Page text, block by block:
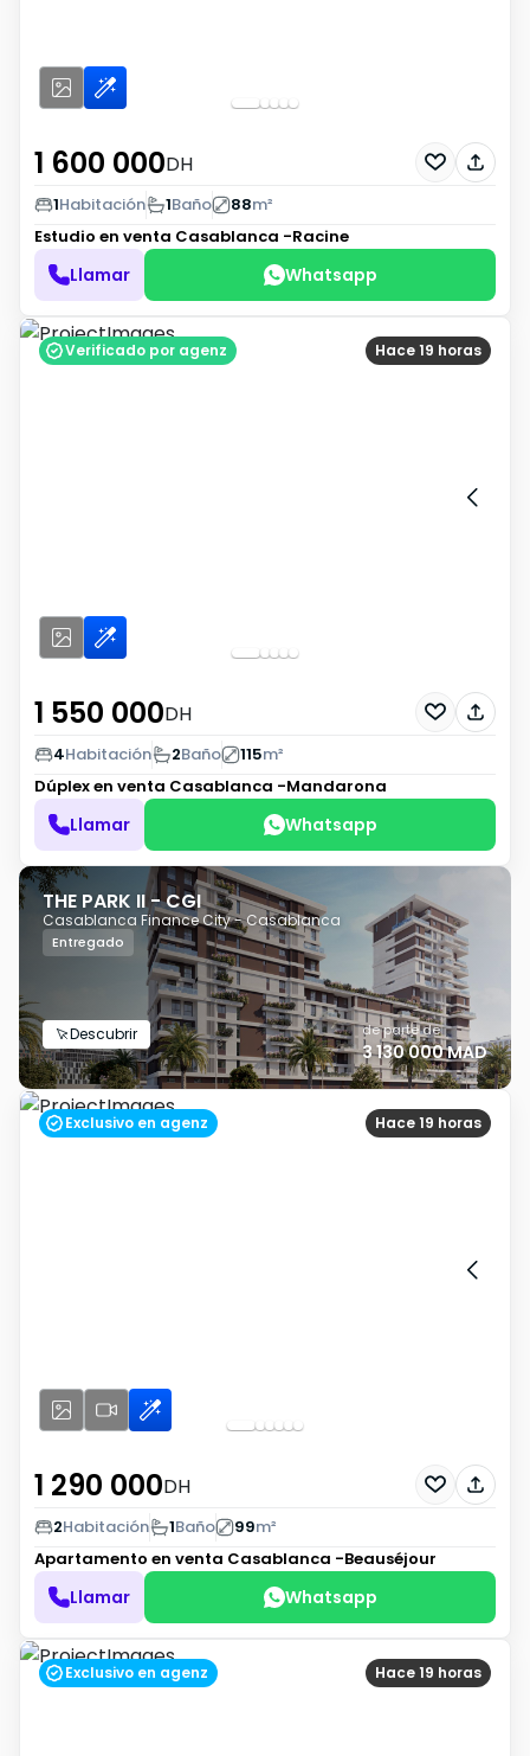
1 600 000DH
1Habitación 1Baño 88m²
Estudio en venta Casablanca -Racine
Llamar Whatsapp
Hace 19 horas
Verificado por agenz
1 550 000DH
4Habitación 2Baño 115m²
Dúplex en venta Casablanca -Mandarona
Llamar Whatsapp
THE PARK II - CGI
Casablanca Finance City - Casablanca
Entregado
Descubrir de parte de
3 130 000 MAD
Hace 19 horas
Exclusivo en agenz
1 290 000DH
2Habitación 1Baño 99m²
Apartamento en venta Casablanca -Beauséjour
Llamar Whatsapp
Hace 19 horas
Exclusivo en agenz